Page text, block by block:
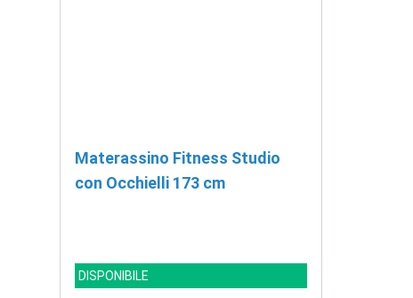
Materassino Fitness Studio
con Occhielli 173 cm
DISPONIBILE